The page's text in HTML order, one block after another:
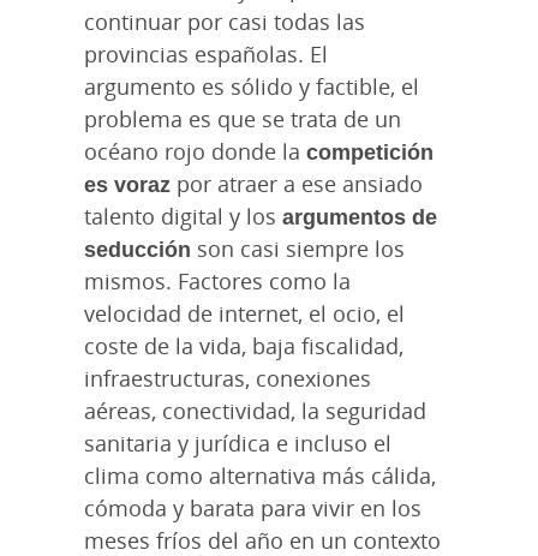
continuar por casi todas las
provincias españolas. El
argumento es sólido y factible, el
problema es que se trata de un
océano rojo donde la competición
es voraz por atraer a ese ansiado
talento digital y los argumentos de
seducción son casi siempre los
mismos. Factores como la
velocidad de internet, el ocio, el
coste de la vida, baja fiscalidad,
infraestructuras, conexiones
aéreas, conectividad, la seguridad
sanitaria y jurídica e incluso el
clima como alternativa más cálida,
cómoda y barata para vivir en los
meses fríos del año en un contexto